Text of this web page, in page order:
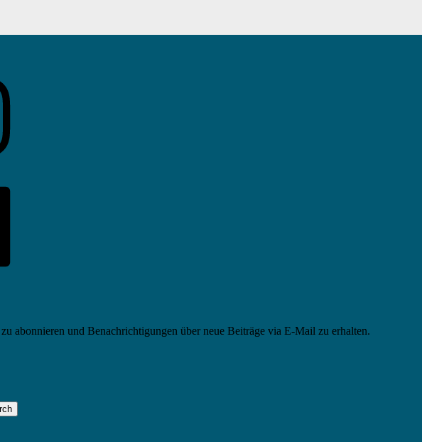
abonnieren und Benachrichtigungen über neue Beiträge via E-Mail zu erhalten.